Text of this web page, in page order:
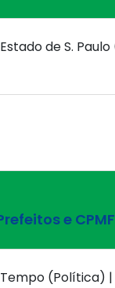
de S.
e CPMF
(Política) |